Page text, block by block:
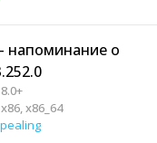
напоминание о
x86_64